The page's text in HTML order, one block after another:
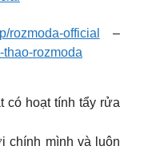
rozmoda-official
–
rozmoda
có hoạt tính tẩy rửa
chính mình và luôn